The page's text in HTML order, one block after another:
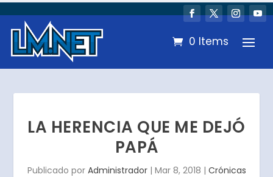
0 Items
LA HERENCIA QUE ME DEJÓ
PAPÁ
Publicado por Administrador| Mar 8, 2018 | Crónicas